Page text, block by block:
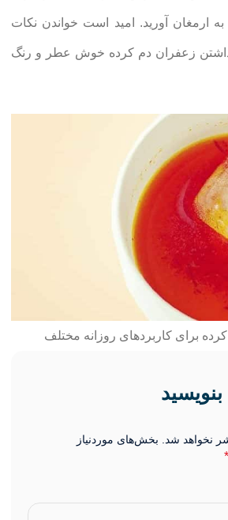
ارمغان آورید. امید است خواندن نکات
داشتن زعفران دم کرده خوش عطر و رنگ
برای کاربردهای روزانه مختلف
بنویسید
نخواهد شد.
بخش‌های موردنیاز
*